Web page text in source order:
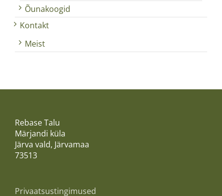
Õunakoogid
Kontakt
Meist
Rebase Talu
Märjandi küla
Järva vald, Järvamaa
73513
Privaatsustingimused